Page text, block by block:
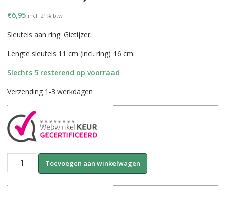
€6,95 incl. 21% btw
Sleutels aan ring. Gietijzer.
Lengte sleutels 11 cm (incl. ring) 16 cm.
Slechts 5 resterend op voorraad
Verzending 1-3 werkdagen
Sleutels.
Gietijzer.
Toevoegen aan winkelwagen